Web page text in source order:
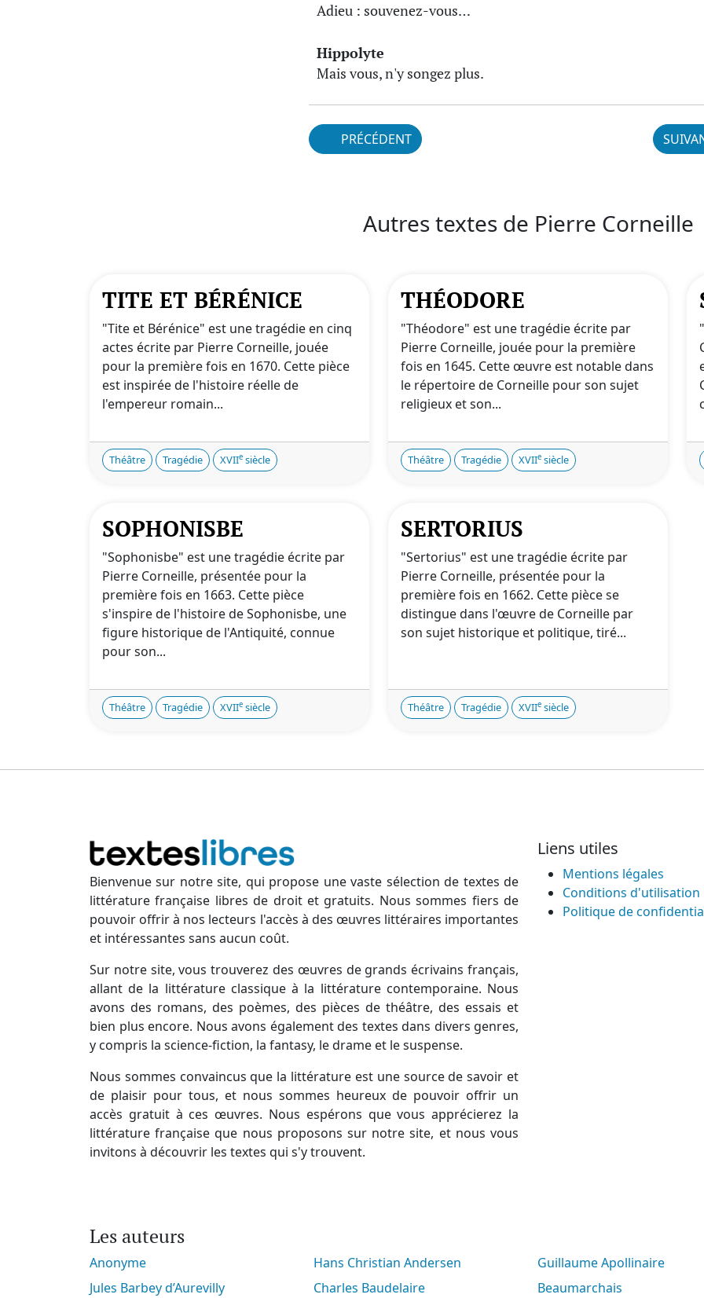
Adieu : souvenez-vous…
Hippolyte
Mais vous, n'y songez plus.
PRÉCÉDENT
Autres textes de Pierre Corneille
TITE ET BÉRÉNICE
"Tite et Bérénice" est une tragédie en cinq
actes écrite par Pierre Corneille, jouée
pour la première fois en 1670. Cette pièce
est inspirée de l'histoire réelle de
l'empereur romain...
Théâtre Tragédie XVIIe siècle
THÉODORE
"Théodore" est une tragédie écrite par
Pierre Corneille, jouée pour la première
fois en 1645. Cette œuvre est notable dans
le répertoire de Corneille pour son sujet
religieux et son...
Théâtre Tragédie XVIIe siècle
SOPHONISBE
"Sophonisbe" est une tragédie écrite par
Pierre Corneille, présentée pour la
première fois en 1663. Cette pièce
s'inspire de l'histoire de Sophonisbe, une
figure historique de l'Antiquité, connue
pour son...
Théâtre Tragédie XVIIe siècle
SERTORIUS
"Sertorius" est une tragédie écrite par
Pierre Corneille, présentée pour la
première fois en 1662. Cette pièce se
distingue dans l'œuvre de Corneille par
son sujet historique et politique, tiré...
Théâtre Tragédie XVIIe siècle
Bienvenue sur notre site, qui propose une vaste sélection de textes de
littérature française libres de droit et gratuits. Nous sommes fiers de
pouvoir offrir à nos lecteurs l'accès à des œuvres littéraires importantes
et intéressantes sans aucun coût.
Sur notre site, vous trouverez des œuvres de grands écrivains français,
allant de la littérature classique à la littérature contemporaine. Nous
avons des romans, des poèmes, des pièces de théâtre, des essais et
bien plus encore. Nous avons également des textes dans divers genres,
y compris la science-fiction, la fantasy, le drame et le suspense.
Nous sommes convaincus que la littérature est une source de savoir et
de plaisir pour tous, et nous sommes heureux de pouvoir offrir un
accès gratuit à ces œuvres. Nous espérons que vous apprécierez la
littérature française que nous proposons sur notre site, et nous vous
invitons à découvrir les textes qui s'y trouvent.
Liens utiles
Mentions légales
Conditions d'utilisation
Politique de
Les auteurs
Anonyme Hans Christian Andersen
Guillaume Apollinaire
Jules Barbey d’Aurevilly
Charles Baudelaire Beaumarchais